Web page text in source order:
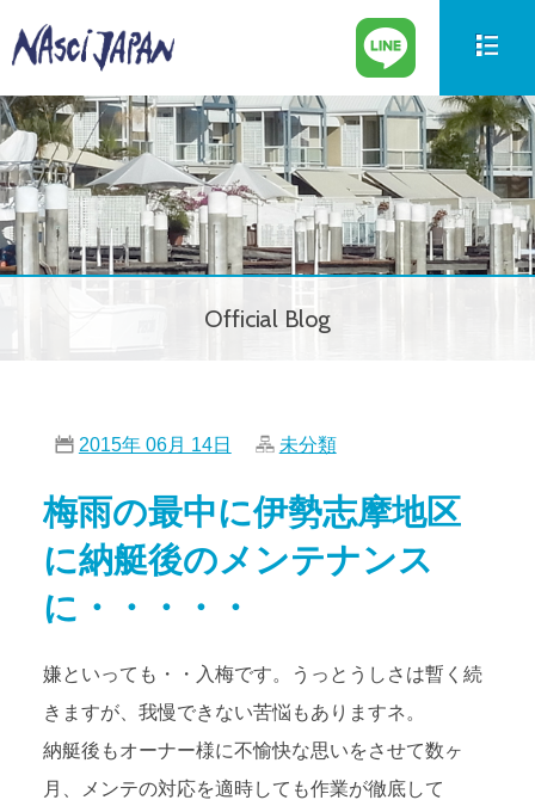
New Boat
新艇情報
Used Boat
中古艇情報
Parts
パーツ情報
会社紹介
アクセス
公式ブログ
Official Blog
2015年 06月 14日 未分類
梅雨の最中に伊勢志摩地区
に納艇後のメンテナンス
に・・・・・
嫌といっても・・入梅です。うっとうしさは暫く続
きますが、我慢できない苦悩もありますネ。
納艇後もオーナー様に不愉快な思いをさせて数ヶ
月、メンテの対応を適時しても作業が徹底して